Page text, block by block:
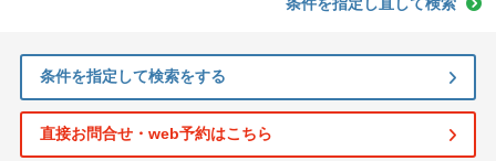
条件を指定して検索をする
直接お問合せ・web予約はこちら